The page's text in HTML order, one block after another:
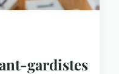
gardistes